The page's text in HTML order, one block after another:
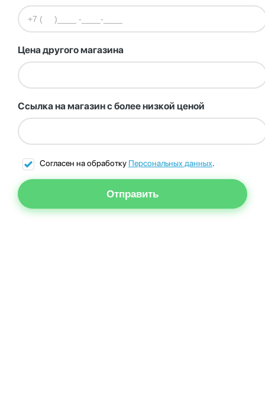
Цена другого магазина
Ссылка на магазин с более низкой ценой
Согласен на обработку Персональных данных.
Отправить